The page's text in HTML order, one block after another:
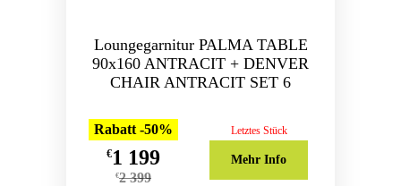
Loungegarnitur PALMA TABLE
90x160 ANTRACIT + DENVER
CHAIR ANTRACIT SET 6
Rabatt -50%
€1 199
€2 399
Letztes Stück
Mehr Info